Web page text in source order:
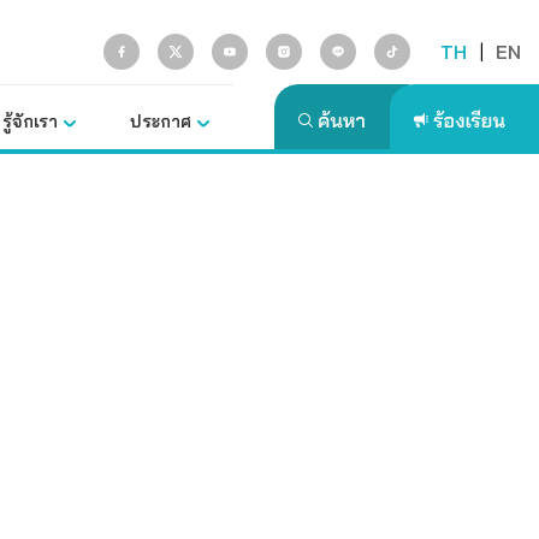
TH | EN
รู้จักเรา ประกาศ